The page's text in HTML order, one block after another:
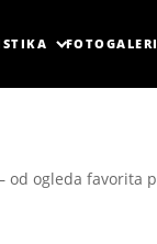
od ogleda favorita